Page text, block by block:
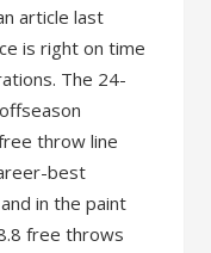
article last
is right on time
The 24-
throw line
best
in the paint
free throws